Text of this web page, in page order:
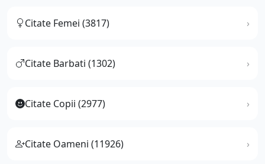
Citate Femei (3817)
Citate Barbati (1302)
Citate Copii (2977)
Citate Oameni (11926)